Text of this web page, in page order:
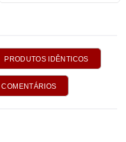
PRODUTOS IDÊNTICOS
COMENTÁRIOS